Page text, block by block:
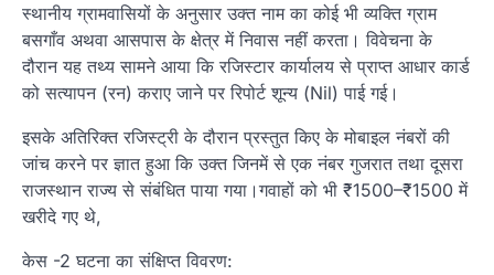
स्थानीय ग्रामवासियों के अनुसार उक्त नाम का कोई भी व्यक्ति ग्राम
बसगाँव अथवा आसपास के क्षेत्र में निवास नहीं करता। विवेचना के
दौरान यह तथ्य सामने आया कि रजिस्टार कार्यालय से प्राप्त आधार कार्ड
को सत्यापन (रन) कराए जाने पर रिपोर्ट शून्य (Nil) पाई गई।
इसके अतिरिक्त रजिस्ट्री के दौरान प्रस्तुत किए के मोबाइल नंबरों की
जांच करने पर ज्ञात हुआ कि उक्त जिनमें से एक नंबर गुजरात तथा दूसरा
राजस्थान राज्य से संबंधित पाया गया।गवाहों को भी ₹1500–₹1500 में
खरीदे गए थे,
केस -2 घटना का संक्षिप्त विवरण: